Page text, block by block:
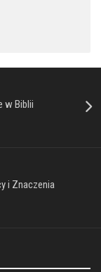
w Biblii
i Znaczenia